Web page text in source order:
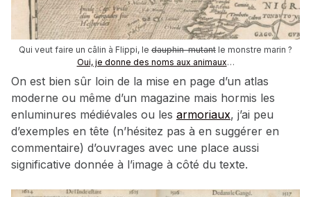
Qui veut faire un câlin à Flippi, le dauphin-mutant le monstre marin ?
Oui, je donne des noms aux animaux…
On est bien sûr loin de la mise en page d’un atlas
moderne ou même d’un magazine mais hormis les
enluminures médiévales ou les armoriaux, j’ai peu
d’exemples en tête (n’hésitez pas à en suggérer en
commentaire) d’ouvrages avec une place aussi
significative donnée à l’image à côté du texte.